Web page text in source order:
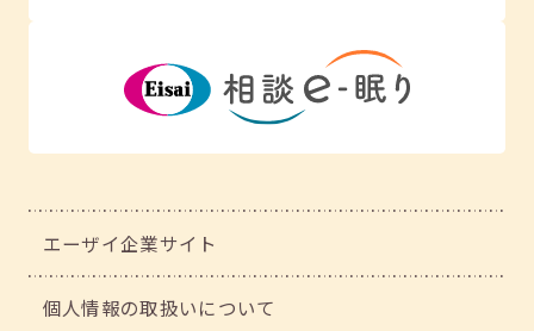
エーザイ企業サイト
個人情報の取扱いについて